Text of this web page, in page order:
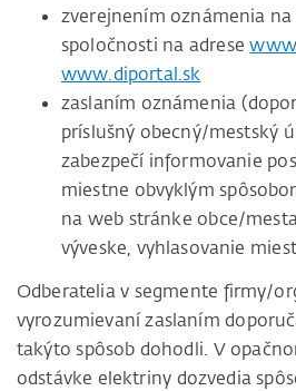
zverejnením oznámenia
spoločnosti na adrese
www.diportal.sk
zaslaním oznámenia
príslušný obecný/mestský
zabezpečí informovanie
miestne obvyklým
na web stránke obce/
výveske, vyhlasovanie
Odberatelia v segmente firmy/
vyrozumievaní zaslaním
takýto spôsob dohodli. V
odstávke elektriny dozvedia